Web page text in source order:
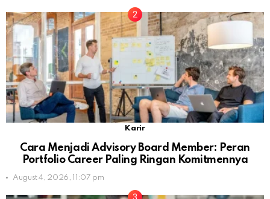
Karir
Cara Menjadi Advisory Board Member: Peran
Portfolio Career Paling Ringan Komitmennya
August 4, 2026, 11:07 pm